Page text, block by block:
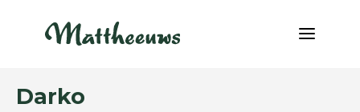
NIEUWS
Darko